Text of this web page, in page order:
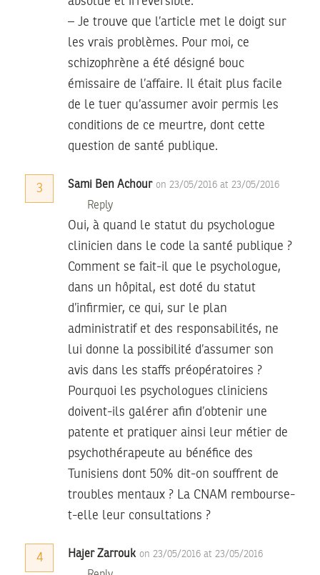
– Je trouve que l’article met le doigt sur
les vrais problèmes. Pour moi, ce
schizophrène a été désigné bouc
émissaire de l’affaire. Il était plus facile
de le tuer qu’assumer avoir permis les
conditions de ce meurtre, dont cette
question de santé publique.
3 Sami Ben Achour on 23/05/2016 at 23/05/2016
Reply
Oui, à quand le statut du psychologue
clinicien dans le code la santé publique ?
Comment se fait-il que le psychologue,
dans un hôpital, est doté du statut
d’infirmier, ce qui, sur le plan
administratif et des responsabilités, ne
lui donne la possibilité d’assumer son
avis dans les staffs préopératoires ?
Pourquoi les psychologues cliniciens
doivent-ils galérer afin d’obtenir une
patente et pratiquer ainsi leur métier de
psychothérapeute au bénéfice des
Tunisiens dont 50% dit-on souffrent de
troubles mentaux ? La CNAM rembourse-
t-elle leur consultations ?
4 Hajer Zarrouk on 23/05/2016 at 23/05/2016